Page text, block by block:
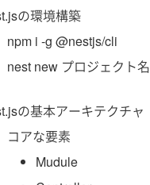
の環境構築
npm i -g @nestjs/cli
nest new プロジェクト名
の基本アーキテクチャ
コアな要素
Mudule